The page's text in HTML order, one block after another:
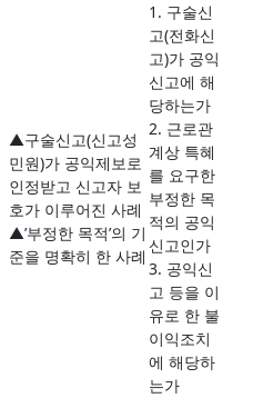
▲구술신고(신고성
민원)가 공익제보로
인정받고 신고자 보
호가 이루어진 사례
▲’부정한 목적’의 기
준을 명확히 한 사례
1. 구술신
고(전화신
고)가 공익
신고에 해
당하는가
2. 근로관
계상 특혜
를 요구한
부정한 목
적의 공익
신고인가
3. 공익신
고 등을 이
유로 한 불
이익조치
에 해당하
는가